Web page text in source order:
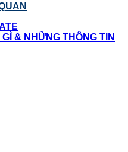
& NHỮNG THÔNG TIN